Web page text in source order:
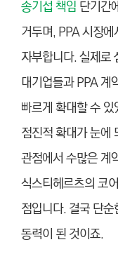
송기섭 책임 단기간
거두며, PPA 시장
자부합니다. 실제로
대기업들과 PPA 계
빠르게 확대할 수
점진적 확대가 눈에
관점에서 수많은 계
식스티헤르츠의 코
점입니다. 결국 단
동력이 된 것이죠.